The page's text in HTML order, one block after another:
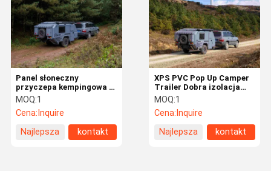
XPS PVC Pop Up Camper
Trailer Dobra izolacja
Camper zasilany energią
słoneczną
MOQ:1
Cena: Inquire
Najlepsza
kontakt
Panel słoneczny
przyczepa kempingowa z
twardą podłogą piękna
przyczepa pop-up
MOQ:1
Cena: Inquire
Najlepsza
kontakt